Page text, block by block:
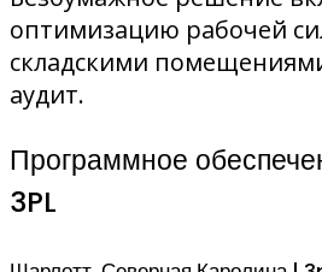
оптимизацию рабочей
складскими
аудит.
Программное
3PL